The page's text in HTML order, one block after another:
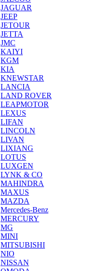
JAGUAR
JEEP
JETOUR
JETTA
JMC
KAIYI
KGM
KIA
KNEWSTAR
LANCIA
LAND ROVER
LEAPMOTOR
LEXUS
LIFAN
LINCOLN
LIVAN
LIXIANG
LOTUS
LUXGEN
LYNK & CO
MAHINDRA
MAXUS
MAZDA
Mercedes-Benz
MERCURY
MG
MINI
MITSUBISHI
NIO
NISSAN